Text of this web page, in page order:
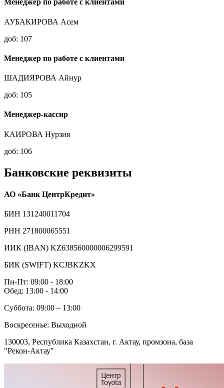
Менеджер по работе с клиентами
АУБАКИРОВА Асем
доб: 107
Менеджер по работе с клиентами
ШАДИЯРОВА Айнур
доб: 105
Менеджер-кассир
КАИРОВА Нурзия
доб: 106
Банковские реквизиты
АО «Банк ЦентрКредит»
БИН 131240011704
РНН 271800065551
ИИК (IBAN) KZ638560000006299591
БИК (SWIFT) KCJBKZKX
Пн-Пт: 09:00 - 18:00
Обед: 13:00 - 14:00
Суббота: 09:00 – 13:00
Воскресенье: Выходной
130003, Республика Казахстан, г. Актау, промзона, база
"Рекон-Актау"